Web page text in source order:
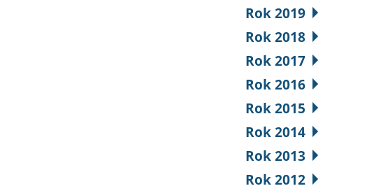
Rok 2019
Rok 2018
Rok 2017
Rok 2016
Rok 2015
Rok 2014
Rok 2013
Rok 2012